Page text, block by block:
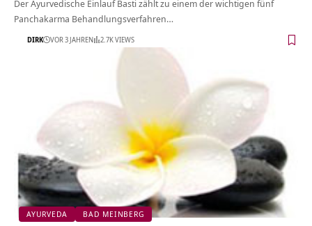
Der Ayurvedische Einlauf Basti zählt zu einem der wichtigen fünf
Panchakarma Behandlungsverfahren…
DIRK VOR 3 JAHREN 2.7K VIEWS
AYURVEDA BAD MEINBERG